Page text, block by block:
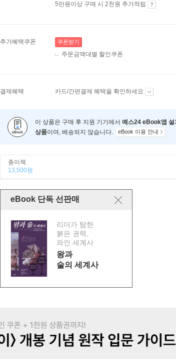
5만원이상 구매 시 2천원 추가적립
추가혜택쿠폰 쿠폰받기
주문금액대별 할인쿠폰
결제혜택 카드/간편결제 혜택을 확인하세요
이 상품은 구매 후 지원 기기에서 예스24 eBook앱 설
상품이며, 배송되지 않습니다. eBook 이용 안내
종이책
13,500원
eBook 단독 선판매
리더가 탐한
붉은 권력,
와인 세계사
왕과
술의 세계사